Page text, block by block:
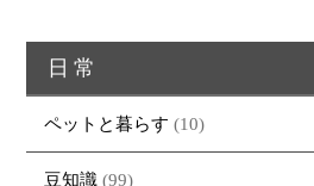
日常
ペットと暮らす (10)
豆知識 (99)